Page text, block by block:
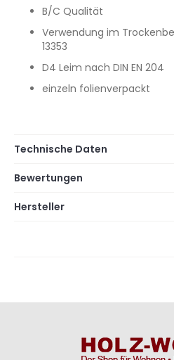
B/C Qualität
Verwendung im
13353
D4 Leim nach DIN EN 204
einzeln folienverpackt
Technische Daten
Bewertungen
Hersteller